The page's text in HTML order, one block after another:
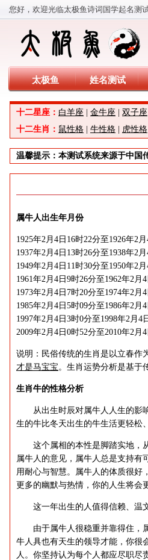
您好，欢迎光临太极鱼诗词国学起名测
太极鱼 姓名测试
十二星座： 白羊座 金牛座 双子座
十二生肖： 鼠性格 牛性格 虎性格
温馨提示：本测试系统来源于中国
属牛人出生年月份
1925年2月4日16时22分至1926年2
1937年2月4日13时26分至1938年2
1949年2月4日11时30分至1950年2
1961年2月4日9时26分至1962年2月
1973年2月4日7时20分至1974年2月
1985年2月4日5时09分至1986年2月
1997年2月4日3时0分至1998年2月4
2009年2月4日0时52分至2010年2月
说明：民俗传统的生肖是以立春作
才是马宝宝。生肖运势分析是基于
生肖牛的性格分析
从出生时辰对属牛人人生的影响
生的牛比冬天出生的牛生活更轻松
这个属相的本性是脚踏实地，从
属牛人的意见，属牛人总是支持有
用耐心与智慧。属牛人的体质很好
更多的幽默与热情，你的人生将会
这一年出生的人值得信赖、温文
由于属牛人很稳重并靠得住，属
牛人具也有天生的领导才能，你很
人。你坚持认为每个人都应尽职尽